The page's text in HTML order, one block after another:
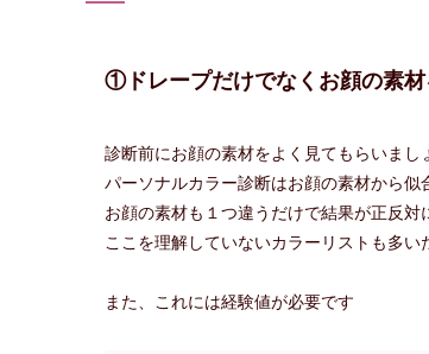
①ドレープだけでなくお顔の素
診断前にお顔の素材をよく見てもらいまし
パーソナルカラー診断はお顔の素材から似
お顔の素材も１つ違うだけで結果が正反対
ここを理解していないカラーリストも多い
また、これには経験値が必要です